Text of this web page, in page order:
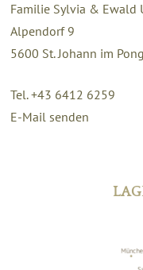
Familie Sylvia & Ewald
Alpendorf 9
5600 St. Johann im
Tel. +43 6412 6259
E-Mail senden